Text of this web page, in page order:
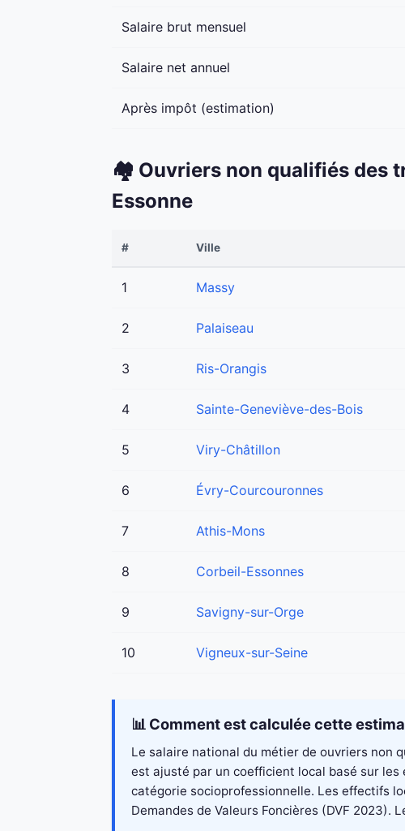
Salaire brut mensuel
Salaire net annuel
Après impôt (estimation)
🏘️ Ouvriers non qualifiés des
Essonne
# Ville
1 Massy
2 Palaiseau
3 Ris-Orangis
4 Sainte-Geneviève-des-Bois
5 Viry-Châtillon
6 Évry-Courcouronnes
7 Athis-Mons
8 Corbeil-Essonnes
9 Savigny-sur-Orge
10 Vigneux-sur-Seine
📊 Comment est calculée cette
Le salaire national du métier de ouvriers non
est ajusté par un coefficient local basé sur
catégorie socioprofessionnelle. Les effectifs
Demandes de Valeurs Foncières (DVF 2023).